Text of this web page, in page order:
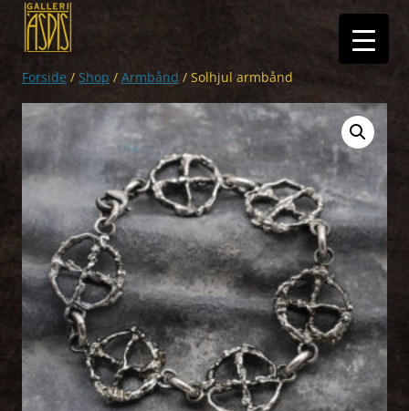
Hop
til
indhold
Forside / Shop / Armbånd / Solhjul armbånd